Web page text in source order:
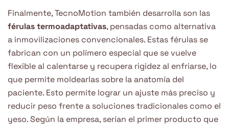
Finalmente, TecnoMotion también desarrolla son las
férulas termoadaptativas, pensadas como alternativa
a inmovilizaciones convencionales. Estas férulas se
fabrican con un polímero especial que se vuelve
flexible al calentarse y recupera rigidez al enfriarse, lo
que permite moldearlas sobre la anatomía del
paciente. Esto permite lograr un ajuste más preciso y
reducir peso frente a soluciones tradicionales como el
yeso. Según la empresa, serían el primer producto que